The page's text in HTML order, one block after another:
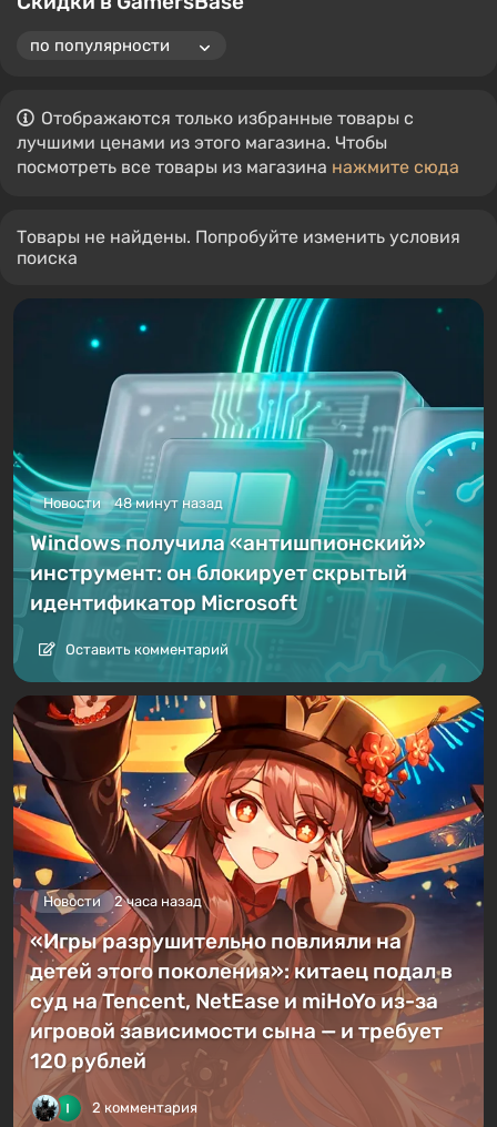
Отображаются только избранные товары с
лучшими ценами из этого магазина. Чтобы
посмотреть все товары из магазина нажмите сюда
Товары не найдены. Попробуйте изменить условия
поиска
Новости 48 минут назад
Windows получила «антишпионский»
инструмент: он блокирует скрытый
идентификатор Microsoft
Оставить комментарий
Новости 2 часа назад
«Игры разрушительно повлияли на
детей этого поколения»: китаец подал в
суд на Tencent, NetEase и miHoYo из-за
игровой зависимости сына — и требует
120 рублей
2 комментария